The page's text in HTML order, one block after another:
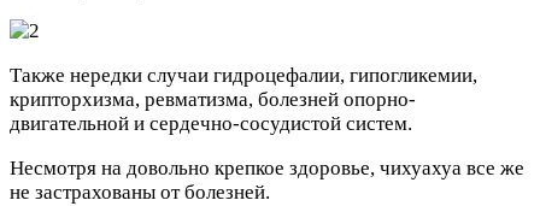
Также нередки случаи гидроцефалии, гипогликемии,
крипторхизма, ревматизма, болезней опорно-
двигательной и сердечно-сосудистой систем.
Несмотря на довольно крепкое здоровье, чихуахуа все же
не застрахованы от болезней.